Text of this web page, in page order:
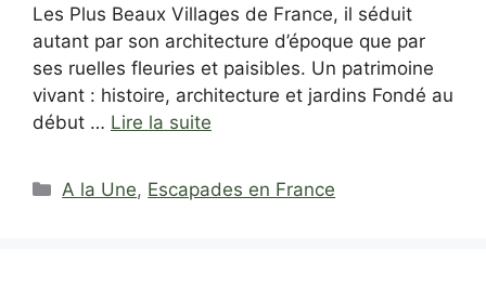
Les Plus Beaux Villages de France, il séduit
autant par son architecture d’époque que par
ses ruelles fleuries et paisibles. Un patrimoine
vivant : histoire, architecture et jardins Fondé au
début … Lire la suite
Catégories
A la Une, Escapades en France